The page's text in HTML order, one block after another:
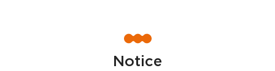
Notice